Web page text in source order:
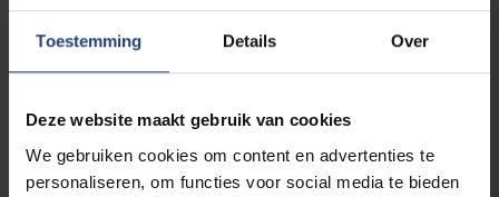
Toestemming Details Over
Deze website maakt gebruik van cookies
We gebruiken cookies om content en advertenties te
personaliseren, om functies voor social media te bieden
De student moet elk project voltooien.